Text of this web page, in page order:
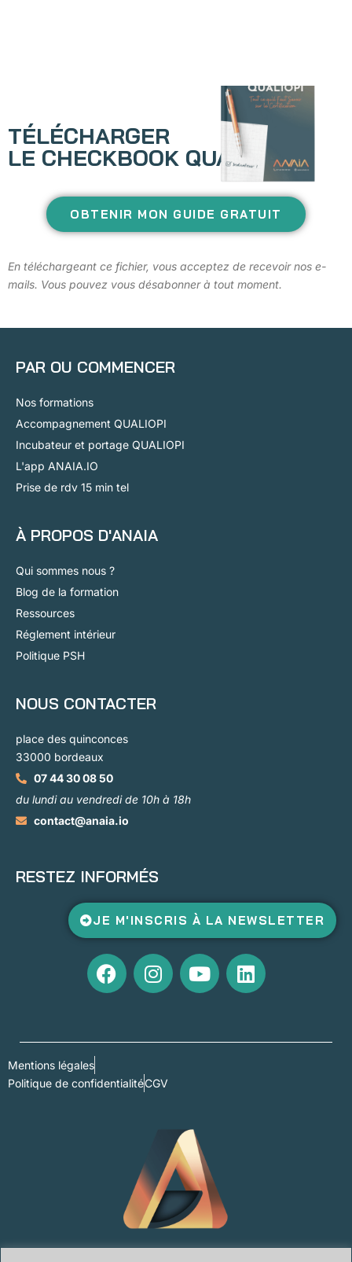
TÉLÉCHARGER
LE CHECKBOOK QUALIOPI
OBTENIR MON GUIDE GRATUIT
En téléchargeant ce fichier, vous acceptez de recevoir nos e-
mails. Vous pouvez vous désabonner à tout moment.
PAR OU COMMENCER
Nos formations
Accompagnement QUALIOPI
Incubateur et portage QUALIOPI
L'app ANAIA.IO
Prise de rdv 15 min tel
À PROPOS D'ANAIA
Qui sommes nous ?
Blog de la formation
Ressources
Réglement intérieur
Politique PSH
NOUS CONTACTER
place des quinconces
33000 bordeaux
07 44 30 08 50
du lundi au vendredi de 10h à 18h
contact@anaia.io
RESTEZ INFORMÉS
JE M'INSCRIS À LA NEWSLETTER
Mentions légales
Politique de confidentialitéCGV